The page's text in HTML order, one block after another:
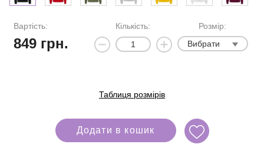
Вартість:
849грн.
Кількість:
Розмір:
Вибрати
Таблиця розмірів
Додати в кошик